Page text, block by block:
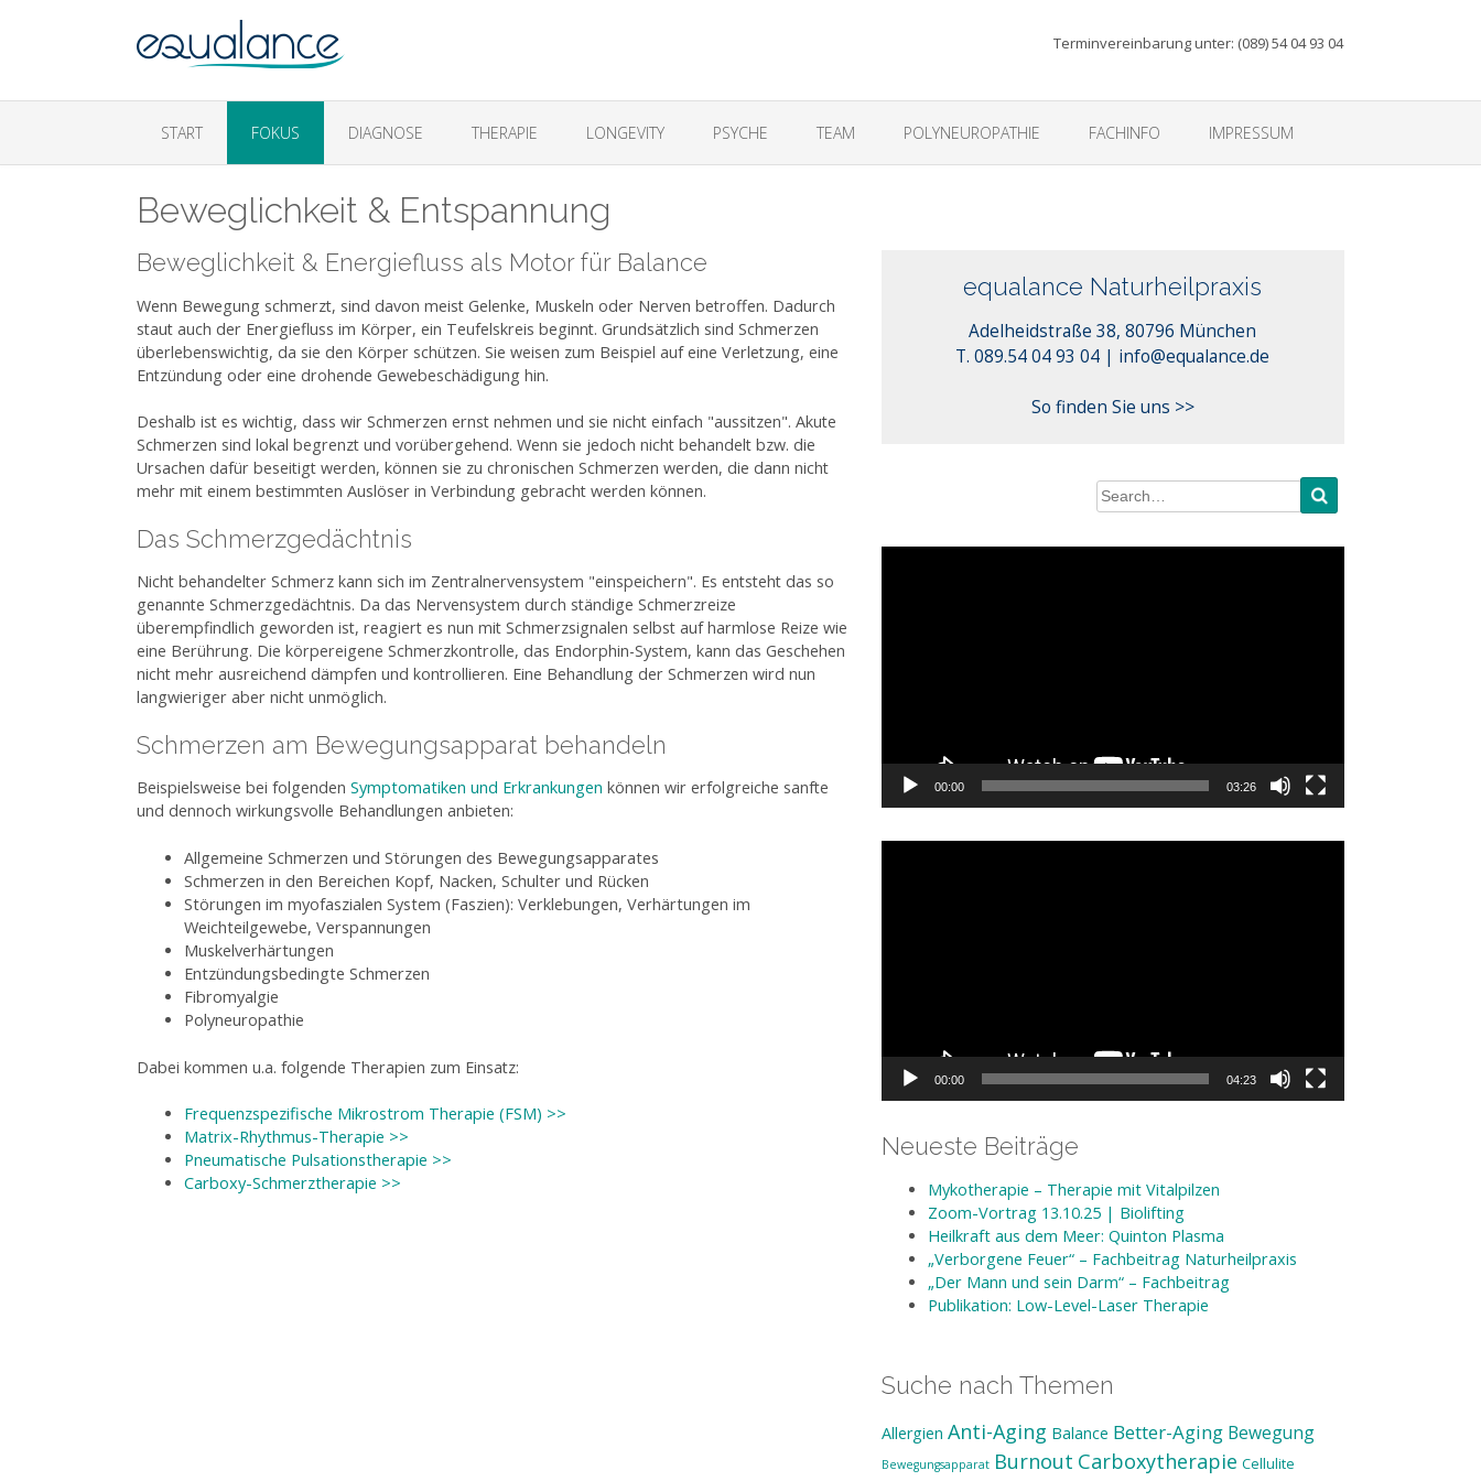
Terminvereinbarung unter: (089) 54 04 93 04
START FOKUS DIAGNOSE THERAPIE LONGEVITY PSYCHE TEAM POLYNEUROPATHIE FACHINFO IMPRESSUM
Beweglichkeit & Entspannung
Beweglichkeit & Energiefluss als Motor für Balance
Wenn Bewegung schmerzt, sind davon meist Gelenke, Muskeln oder Nerven betroffen. Dadurch
staut auch der Energiefluss im Körper, ein Teufelskreis beginnt. Grundsätzlich sind Schmerzen
überlebenswichtig, da sie den Körper schützen. Sie weisen zum Beispiel auf eine Verletzung, eine
Entzündung oder eine drohende Gewebeschädigung hin.
Deshalb ist es wichtig, dass wir Schmerzen ernst nehmen und sie nicht einfach "aussitzen". Akute
Schmerzen sind lokal begrenzt und vorübergehend. Wenn sie jedoch nicht behandelt bzw. die
Ursachen dafür beseitigt werden, können sie zu chronischen Schmerzen werden, die dann nicht
mehr mit einem bestimmten Auslöser in Verbindung gebracht werden können.
Das Schmerzgedächtnis
Nicht behandelter Schmerz kann sich im Zentralnervensystem "einspeichern". Es entsteht das so
genannte Schmerzgedächtnis. Da das Nervensystem durch ständige Schmerzreize
überempfindlich geworden ist, reagiert es nun mit Schmerzsignalen selbst auf harmlose Reize wie
eine Berührung. Die körpereigene Schmerzkontrolle, das Endorphin-System, kann das Geschehen
nicht mehr ausreichend dämpfen und kontrollieren. Eine Behandlung der Schmerzen wird nun
langwieriger aber nicht unmöglich.
Schmerzen am Bewegungsapparat behandeln
Beispielsweise bei folgenden Symptomatiken und Erkrankungen können wir erfolgreiche sanfte
und dennoch wirkungsvolle Behandlungen anbieten:
Allgemeine Schmerzen und Störungen des Bewegungsapparates
Schmerzen in den Bereichen Kopf, Nacken, Schulter und Rücken
Störungen im myofaszialen System (Faszien): Verklebungen, Verhärtungen im
Weichteilgewebe, Verspannungen
Muskelverhärtungen
Entzündungsbedingte Schmerzen
Fibromyalgie
Polyneuropathie
Dabei kommen u.a. folgende Therapien zum Einsatz:
Frequenzspezifische Mikrostrom Therapie (FSM) >>
Matrix-Rhythmus-Therapie >>
Pneumatische Pulsationstherapie >>
Carboxy-Schmerztherapie >>
equalance Naturheilpraxis
Adelheidstraße 38, 80796 München
T. 089.54 04 93 04 | info@equalance.de
So finden Sie uns >>
00:00 03:26
00:00 04:23
Neueste Beiträge
Mykotherapie – Therapie mit Vitalpilzen
Zoom-Vortrag 13.10.25 | Biolifting
Heilkraft aus dem Meer: Quinton Plasma
„Verborgene Feuer“ – Fachbeitrag Naturheilpraxis
„Der Mann und sein Darm“ – Fachbeitrag
Publikation: Low-Level-Laser Therapie
Suche nach Themen
Allergien Anti-Aging Balance Better-Aging Bewegung
Bewegungsapparat Burnout Carboxytherapie Cellulite